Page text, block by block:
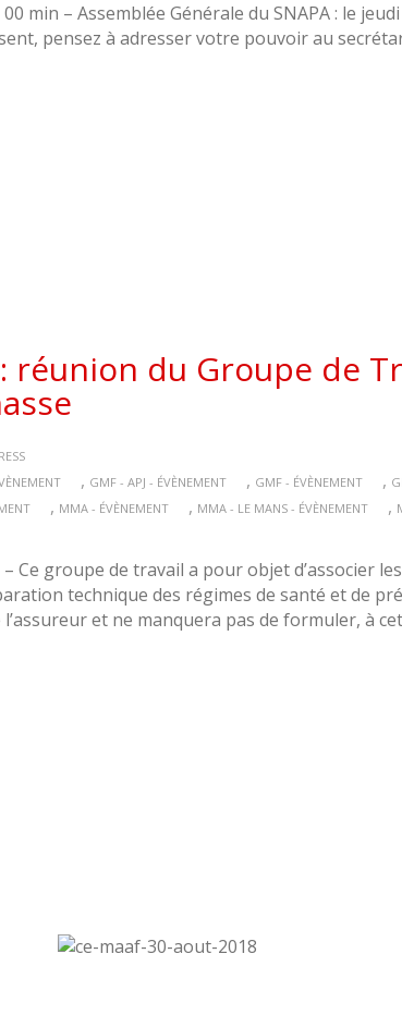
min – Assemblée Générale du SNAPA : le
pensez à adresser votre pouvoir au
réunion du Groupe de
, GMF - APJ - ÉVÈNEMENT , GMF - ÉVÈNEMENT ,
, MMA - ÉVÈNEMENT , MMA - LE MANS - ÉVÈNEMENT ,
Ce groupe de travail a pour objet d’associer
technique des régimes de santé et de
l’assureur et ne manquera pas de formuler, à